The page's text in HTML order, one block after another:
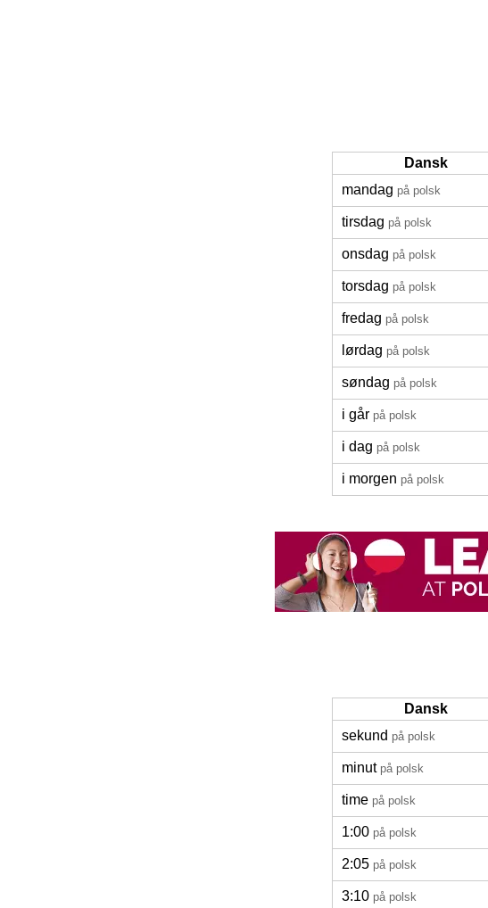
Dansk
mandag på polsk
tirsdag på polsk
onsdag på polsk
torsdag på polsk
fredag på polsk
lørdag på polsk
søndag på polsk
i går på polsk
i dag på polsk
i morgen på polsk
Dansk
sekund på polsk
minut på polsk
time på polsk
1:00 på polsk
2:05 på polsk
3:10 på polsk